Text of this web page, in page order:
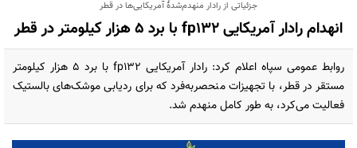
جزئیاتی از رادار منهدم‌شدۀ آمریکایی‌ها در قطر
انهدام رادار آمریکایی fp132 با برد ۵ هزار کیلومتر در قطر
روابط عمومی سپاه اعلام کرد: رادار آمریکایی fp132 با برد ۵ هزار کیلومتر
مستقر در قطر، با تجهیزات منحصربه‌فرد که برای ردیابی موشک‌های بالستیک
فعالیت می‌کرد، به طور کامل منهدم شد.